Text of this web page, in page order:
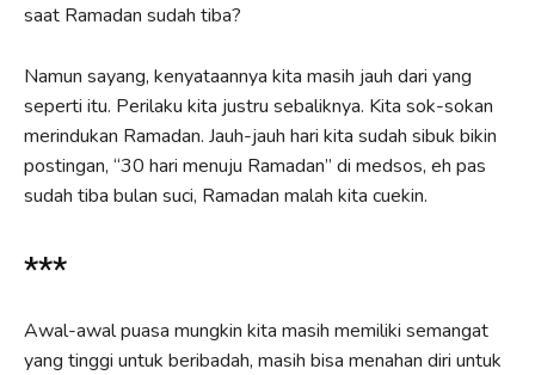
saat Ramadan sudah tiba?
Namun sayang, kenyataannya kita masih jauh dari yang
seperti itu. Perilaku kita justru sebaliknya. Kita sok-sokan
merindukan Ramadan. Jauh-jauh hari kita sudah sibuk bikin
postingan, “30 hari menuju Ramadan” di medsos, eh pas
sudah tiba bulan suci, Ramadan malah kita cuekin.
***
Awal-awal puasa mungkin kita masih memiliki semangat
yang tinggi untuk beribadah, masih bisa menahan diri untuk